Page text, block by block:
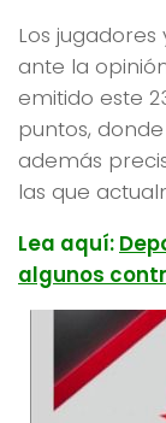
Los
ante la
emitido este
puntos,
además
las que
Lea aquí:
algunos